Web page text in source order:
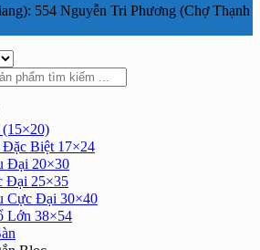
554 Nguyễn Tri Phương (Chợ Thạnh
Biệt 17×24
Đại 20×30
Đại 25×35
Cực Đại 30×40
Lớn 38×54